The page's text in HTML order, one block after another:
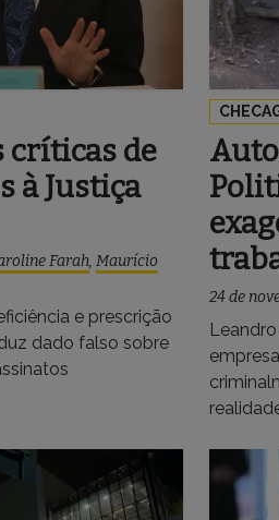
críticas de
à Justiça
Farah, Maurício
e prescrição
dado falso sobre
24 de